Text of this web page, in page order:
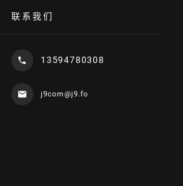
联系我们
13594780308
j9com@j9.fo